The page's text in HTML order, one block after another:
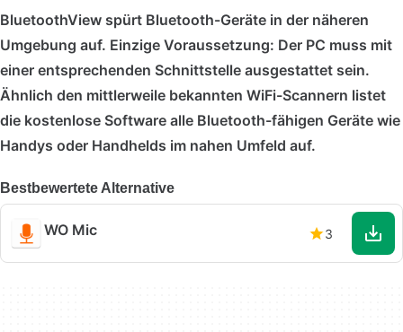
BluetoothView spürt Bluetooth-Geräte in der näheren
Umgebung auf. Einzige Voraussetzung: Der PC muss mit
einer entsprechenden Schnittstelle ausgestattet sein.
Ähnlich den mittlerweile bekannten WiFi-Scannern listet
die kostenlose Software alle Bluetooth-fähigen Geräte wie
Handys oder Handhelds im nahen Umfeld auf.
Bestbewertete Alternative
WO Mic 3